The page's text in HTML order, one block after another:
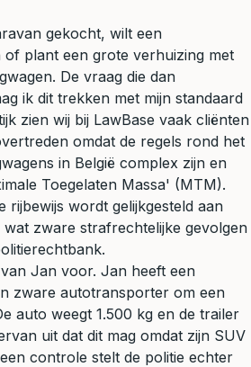
gekocht, wilt een
plant een grote verhuizing met
De vraag die dan
ik dit trekken met mijn standaard
zien wij bij LawBase vaak cliënten
omdat de regels rond het
in België complex zijn en
Toegelaten Massa' (MTM).
rijbewijs wordt gelijkgesteld aan
zware strafrechtelijke gevolgen
Jan voor. Jan heeft een
zware autotransporter om een
auto weegt 1.500 kg en de trailer
uit dat dit mag omdat zijn SUV
controle stelt de politie echter